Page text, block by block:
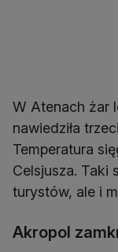
W Atenach żar
nawiedziła
Temperatura
Celsjusza. Taki
turystów, ale i
Akropol